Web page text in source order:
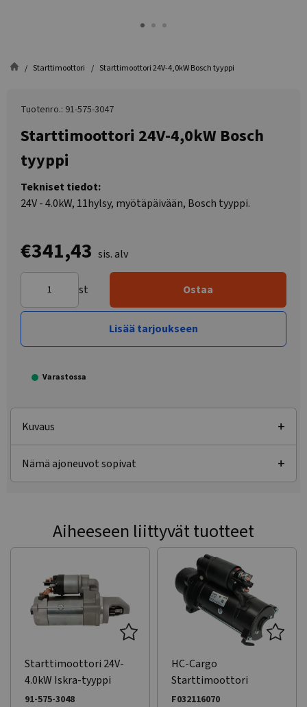
Starttimoottori Starttimoottori 24V-4,0kW Bosch tyyppi
Tuotenro.: 91-575-3047
Starttimoottori 24V-4,0kW Bosch
tyyppi
Tekniset tiedot:
24V - 4.0kW, 11hylsy, myötäpäivään, Bosch tyyppi.
€341,43 sis. alv
st Ostaa
Lisää tarjoukseen
Varastossa
Kuvaus
Nämä ajoneuvot sopivat
Aiheeseen liittyvät tuotteet
Starttimoottori 24V-
4.0kW Iskra-tyyppi
91-575-3048
HC-Cargo
Starttimoottori
F032116070